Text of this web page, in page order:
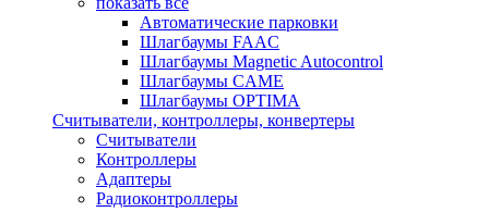
Автоматические парковки
Шлагбаумы FAAC
Шлагбаумы Magnetic Autocontrol
Шлагбаумы CAME
Шлагбаумы OPTIMA
Считыватели, контроллеры, конвертеры
Считыватели
Контроллеры
Адаптеры
Радиоконтроллеры